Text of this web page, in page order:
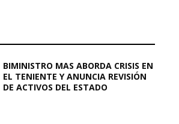
BIMINISTRO MAS ABORDA CRISIS EN
EL TENIENTE Y ANUNCIA REVISIÓN
DE ACTIVOS DEL ESTADO